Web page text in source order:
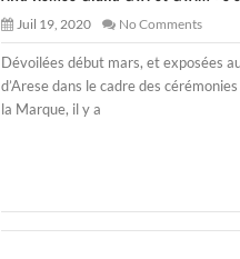
Juil 19, 2020 No Comments
Dévoilées début mars, et exposées
d’Arese dans le cadre des
la Marque, il y a